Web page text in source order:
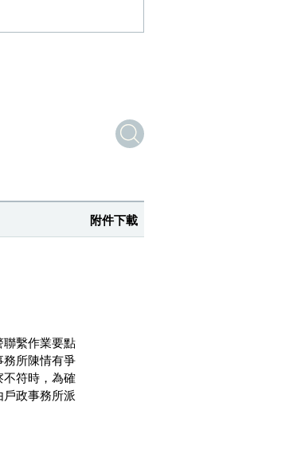
附件下載
聯繫作業要點
務所陳情有爭
不符時，為確
政事務所派